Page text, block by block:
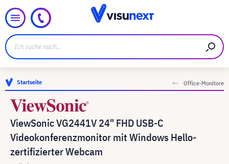
Startseite Office-Monitore
ViewSonic VG2441V 24" FHD USB-C
Videokonferenzmonitor mit Windows Hello-
zertifizierter Webcam